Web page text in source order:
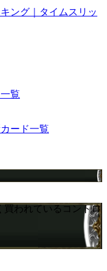
ング｜タイムスリッ
覧
ード一覧
買われているコントロ